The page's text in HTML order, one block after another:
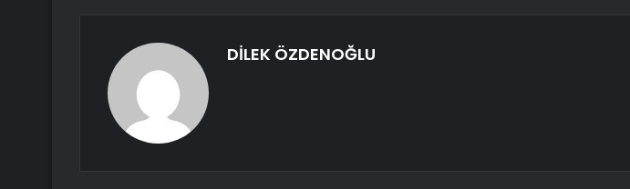
DİLEK ÖZDENOĞLU